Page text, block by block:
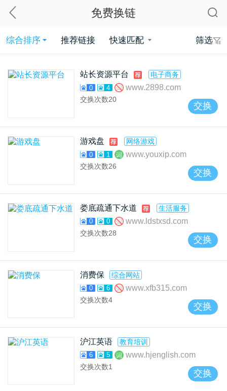
免费换链
综合排序 推荐链接 快速匹配 筛选
站长资源平台 电子商务
0 4 www.2898.com
交换次数20
交换
游戏盘 网络游戏
0 1 www.youxip.com
交换次数26
交换
娄底疏通下水道 生活服务
0 0 www.ldstxsd.com
交换次数28
交换
消费保 综合网站
0 6 www.xfb315.com
交换次数4
交换
沪江英语 教育培训
6 5 www.hjenglish.com
交换次数1
交换